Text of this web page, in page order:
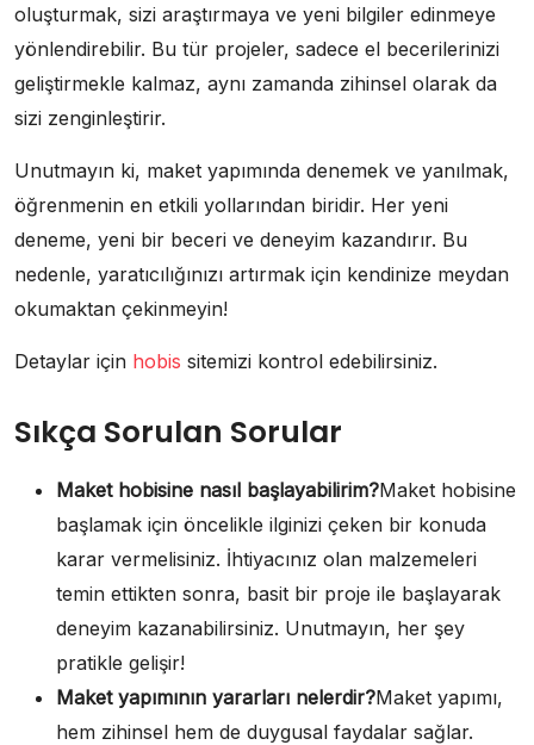
oluşturmak, sizi araştırmaya ve yeni bilgiler edinmeye
yönlendirebilir. Bu tür projeler, sadece el becerilerinizi
geliştirmekle kalmaz, aynı zamanda zihinsel olarak da
sizi zenginleştirir.
Unutmayın ki, maket yapımında denemek ve yanılmak,
öğrenmenin en etkili yollarından biridir. Her yeni
deneme, yeni bir beceri ve deneyim kazandırır. Bu
nedenle, yaratıcılığınızı artırmak için kendinize meydan
okumaktan çekinmeyin!
Detaylar için hobis sitemizi kontrol edebilirsiniz.
Sıkça Sorulan Sorular
Maket hobisine nasıl başlayabilirim?Maket hobisine
başlamak için öncelikle ilginizi çeken bir konuda
karar vermelisiniz. İhtiyacınız olan malzemeleri
temin ettikten sonra, basit bir proje ile başlayarak
deneyim kazanabilirsiniz. Unutmayın, her şey
pratikle gelişir!
Maket yapımının yararları nelerdir?Maket yapımı,
hem zihinsel hem de duygusal faydalar sağlar.